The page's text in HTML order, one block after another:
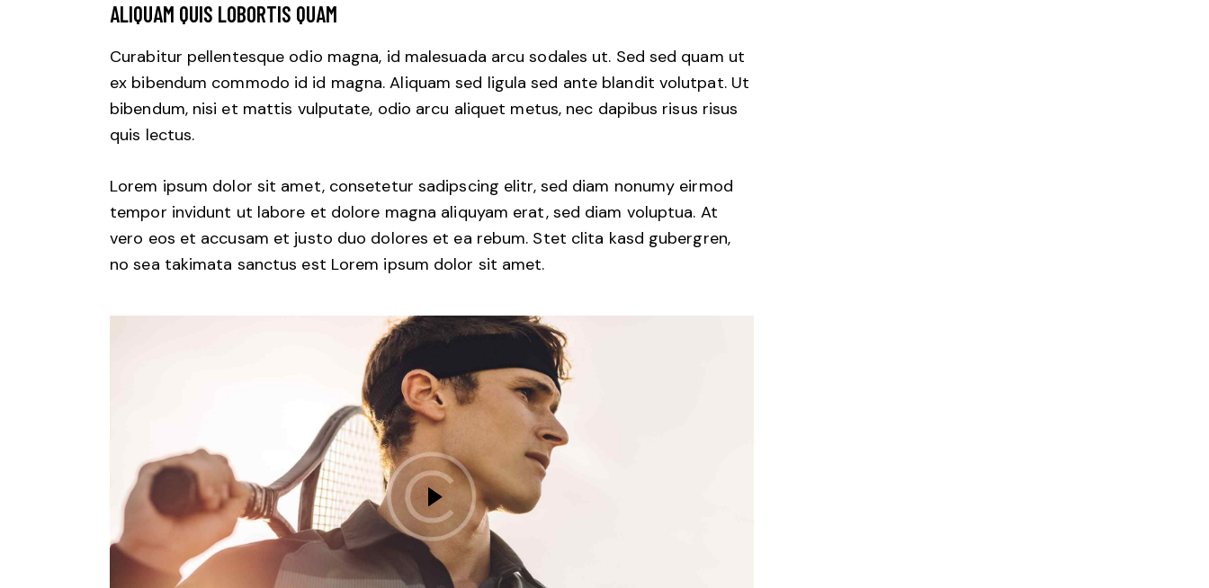
ALIQUAM QUIS LOBORTIS QUAM
Curabitur pellentesque odio magna, id malesuada arcu sodales ut. Sed sed quam ut
ex bibendum commodo id id magna. Aliquam sed ligula sed ante blandit volutpat. Ut
bibendum, nisi et mattis vulputate, odio arcu aliquet metus, nec dapibus risus risus
quis lectus.
Lorem ipsum dolor sit amet, consetetur sadipscing elitr, sed diam nonumy eirmod
tempor invidunt ut labore et dolore magna aliquyam erat, sed diam voluptua. At
vero eos et accusam et justo duo dolores et ea rebum. Stet clita kasd gubergren,
no sea takimata sanctus est Lorem ipsum dolor sit amet.